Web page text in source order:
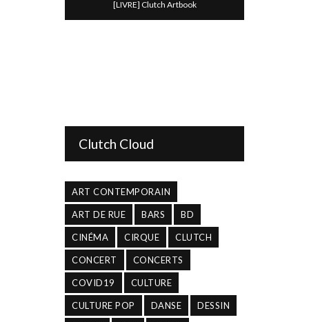
[LIVRE] Clutch Artbook
Clutch Cloud
ART CONTEMPORAIN
ART DE RUE BARS BD
CINÉMA CIRQUE CLUTCH
CONCERT CONCERTS
COVID19 CULTURE
CULTURE POP DANSE DESSIN